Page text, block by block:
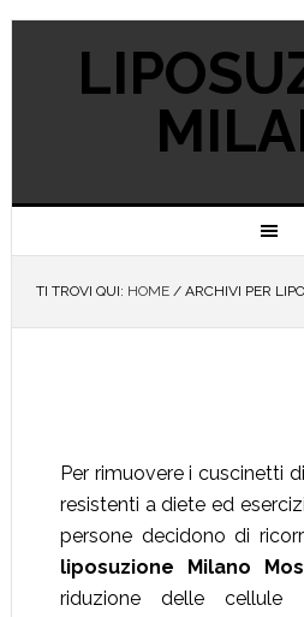
TI TROVI QUI: HOME /ARCHIVI PER
Per rimuovere i cuscinetti
resistenti a diete ed
persone decidono di
liposuzione Milano
riduzione delle cellule